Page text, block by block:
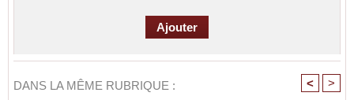
DANS LA MÊME RUBRIQUE : < >